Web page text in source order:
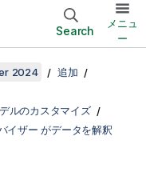
Search
メニュ
ー
2024
追加
ルのカスタマイズ
イザー がデータを解釈